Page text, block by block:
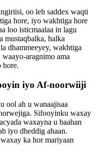
oo leh saddex waqti
hore, iyo wakhtiga hore
loo isticmaalaa in lagu
mustaqbalka, halka
dhammeeyey, wakhtiga
aragnimo ama
hore.
iyo Af-noorwiiji
ool ah u wanaajisaa
Sifooyinku waxay
waxayna u baahan
iyo dheddig ahaan.
ka hor mariyaan